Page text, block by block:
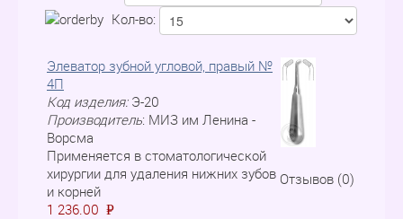
Кол-во:
Отзывов (0)
Элеватор зубной угловой, правый №
4П
Код изделия: Э-20
Производитель: МИЗ им Ленина -
Ворсма
Применяется в стоматологической
хирургии для удаления нижних зубов
и корней
1 236.00
=
P